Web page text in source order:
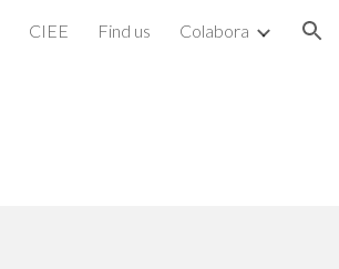
CIEE Find us Colabora